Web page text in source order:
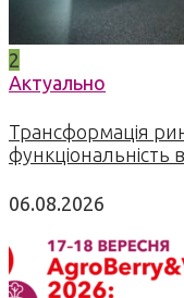
2
Актуально
Трансформація
функціональність
06.08.2026